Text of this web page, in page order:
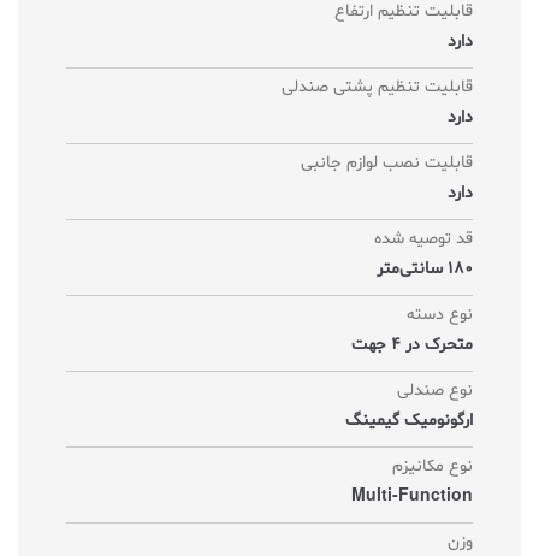
قابلیت تنظیم ارتفاع
دارد
قابلیت تنظیم پشتی صندلی
دارد
قابلیت نصب لوازم جانبی
دارد
قد توصیه شده
180 سانتی‌متر
نوع دسته
متحرک در 4 جهت
نوع صندلی
ارگونومیک گیمینگ
نوع مکانیزم
Multi-Function
وزن